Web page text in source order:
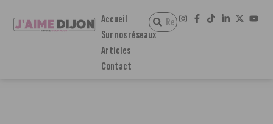
Accueil
Sur nos réseaux
Articles
Contact